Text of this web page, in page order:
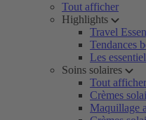
Tout afficher
Highlights
Travel
Tendances
Les
Soins solaires
Tout afficher
Crèmes
Maquillage